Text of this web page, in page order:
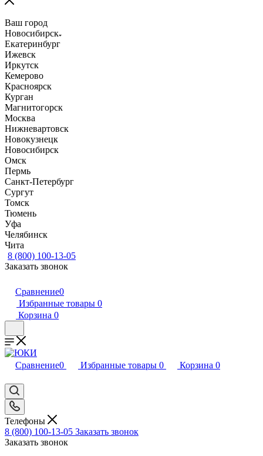
Ваш город
Новосибирск
Екатеринбург
Ижевск
Иркутск
Кемерово
Красноярск
Курган
Магнитогорск
Москва
Нижневартовск
Новокузнецк
Новосибирск
Омск
Пермь
Санкт-Петербург
Сургут
Томск
Тюмень
Уфа
Челябинск
Чита
8 (800) 100-13-05
Заказать звонок
Сравнение0
Избранные товары 0
Корзина 0
Сравнение0 Избранные товары 0 Корзина 0
Телефоны
8 (800) 100-13-05 Заказать звонок
Заказать звонок